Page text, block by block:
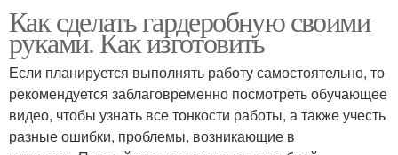
Как сделать гардеробную своими
руками. Как изготовить
Если планируется выполнять работу самостоятельно, то
рекомендуется заблаговременно посмотреть обучающее
видео, чтобы узнать все тонкости работы, а также учесть
разные ошибки, проблемы, возникающие в